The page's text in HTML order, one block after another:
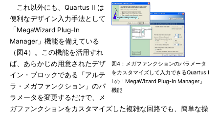
図4：メガファンクションのパラメータ
をカスタマイズして入力できるQuartus I
I の「MegaWizard Plug-In Manager」
機能
これ以外にも、Quartus II は
便利なデザイン入力手法として
「MegaWizard Plug-In
Manager」機能を備えている
（図4）。この機能を活用すれ
ば、あらかじめ用意されたデザ
イン・ブロックである「アルテ
ラ・メガファンクション」のパ
ラメータを変更するだけで、メ
ガファンクションをカスタマイズした複雑な回路でも、簡単な操